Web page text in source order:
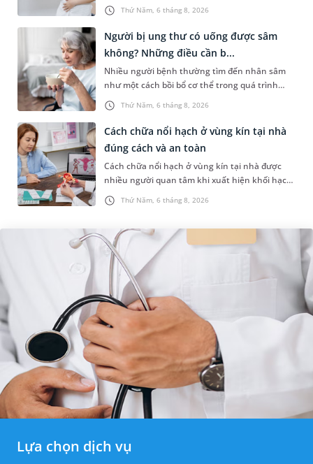
Thứ Năm, 6 tháng 8, 2026
đường tiết niệu hơn nam giới. Tùy theo nguyên
nhân, mức độ nhiễm trùng và...
Thứ Năm, 6 tháng 8, 2026
Người bị ung thư có uống được sâm
không? Những điều cần b...
Nhiều người bệnh thường tìm đến nhân sâm
như một cách bồi bổ cơ thể trong quá trình
điều trị ung thư. Tuy nhiên, câu hỏi người bị
ung thư có uống được sâm kh...
Thứ Năm, 6 tháng 8, 2026
Cách chữa nổi hạch ở vùng kín tại nhà
đúng cách và an toàn
Cách chữa nổi hạch ở vùng kín tại nhà được
nhiều người quan tâm khi xuất hiện khối hạch
nhỏ ở vùng bẹn hoặc cơ quan sinh dục. Nếu
hạch mới xuất hiện, kích th...
Lựa chọn dịch vụ